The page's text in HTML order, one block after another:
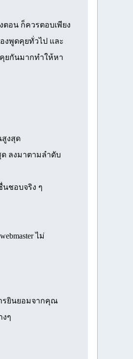
อน ก็ควรตอบเพียง
งพูดคุยทั่วไป และ
ยกันมากทำให้หา
สูงสุด
ด ลงมาตามลำดับ
ชอบจริง ๆ
ไม่
รยินยอมจากคุณ
งๆ